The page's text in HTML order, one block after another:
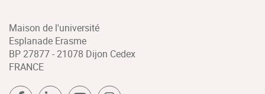
Maison de l'université
Esplanade Erasme
BP 27877 - 21078 Dijon Cedex
FRANCE